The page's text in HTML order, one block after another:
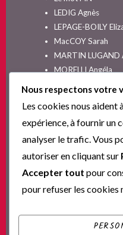
LEDIG Agnès
LEPAGE-BOILY
MacCOY Sarah
MARTIN LUGAND
MORELLI Angéla
MOYES Jojo
Non classé
PINGUILLY Yves
RIVA Alex
SESKIS Tina
SOLNON Jean-
SPARKS Nicholas
YVERT Sylvie
Nous respectons votre
Les cookies nous aident
expérience, à fournir un
analyser le trafic. Vous
autoriser en cliquant sur
Accepter tout pour
pour refuser les cookies